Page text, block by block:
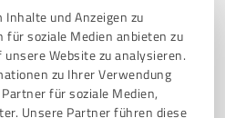
und Anzeigen zu
für soziale Medien anbieten zu
Website zu analysieren.
zu Ihrer Verwendung
für soziale Medien,
Unsere Partner führen diese
gelistet werden?
und werden Sie ein von